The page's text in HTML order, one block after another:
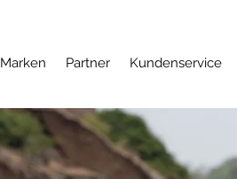
Marken Partner Kundenservice